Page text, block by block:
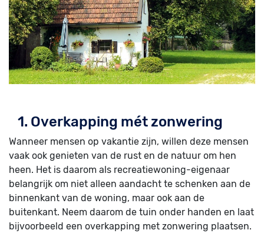
1. Overkapping mét zonwering
Wanneer mensen op vakantie zijn, willen deze mensen
vaak ook genieten van de rust en de natuur om hen
heen. Het is daarom als recreatiewoning-eigenaar
belangrijk om niet alleen aandacht te schenken aan de
binnenkant van de woning, maar ook aan de
buitenkant. Neem daarom de tuin onder handen en laat
bijvoorbeeld een overkapping met zonwering plaatsen.